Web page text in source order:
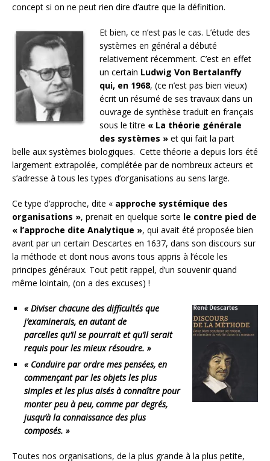
concept si on ne peut rien dire d’autre que la définition.
Et bien, ce n’est pas le cas. L’étude des
systèmes en général a débuté
relativement récemment. C’est en effet
un certain Ludwig Von Bertalanffy
qui, en 1968, (ce n’est pas bien vieux)
écrit un résumé de ses travaux dans un
ouvrage de synthèse traduit en français
sous le titre « La théorie générale
des systèmes » et qui fait la part
belle aux systèmes biologiques. Cette théorie a depuis lors été
largement extrapolée, complétée par de nombreux acteurs et
s’adresse à tous les types d’organisations au sens large.
Ce type d’approche, dite « approche systémique des
organisations », prenait en quelque sorte le contre pied de
« l’approche dite Analytique », qui avait été proposée bien
avant par un certain Descartes en 1637, dans son discours sur
la méthode et dont nous avons tous appris à l’école les
principes généraux. Tout petit rappel, d’un souvenir quand
même lointain, (on a des excuses) !
« Diviser chacune des difficultés que
j’examinerais, en autant de
parcelles qu’il se pourrait et qu’il serait
requis pour les mieux résoudre. »
« Conduire par ordre mes pensées, en
commençant par les objets les plus
simples et les plus aisés à connaître pour
monter peu à peu, comme par degrés,
jusqu’à la connaissance des plus
composés. »
Toutes nos organisations, de la plus grande à la plus petite,